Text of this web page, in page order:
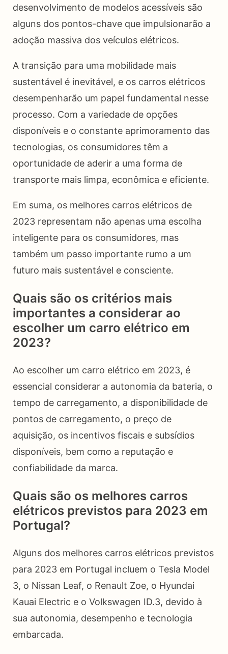
desenvolvimento de modelos acessíveis são
alguns dos pontos-chave que impulsionarão a
adoção massiva dos veículos elétricos.
A transição para uma mobilidade mais
sustentável é inevitável, e os carros elétricos
desempenharão um papel fundamental nesse
processo. Com a variedade de opções
disponíveis e o constante aprimoramento das
tecnologias, os consumidores têm a
oportunidade de aderir a uma forma de
transporte mais limpa, econômica e eficiente.
Em suma, os melhores carros elétricos de
2023 representam não apenas uma escolha
inteligente para os consumidores, mas
também um passo importante rumo a um
futuro mais sustentável e consciente.
Quais são os critérios mais
importantes a considerar ao
escolher um carro elétrico em
2023?
Ao escolher um carro elétrico em 2023, é
essencial considerar a autonomia da bateria, o
tempo de carregamento, a disponibilidade de
pontos de carregamento, o preço de
aquisição, os incentivos fiscais e subsídios
disponíveis, bem como a reputação e
confiabilidade da marca.
Quais são os melhores carros
elétricos previstos para 2023 em
Portugal?
Alguns dos melhores carros elétricos previstos
para 2023 em Portugal incluem o Tesla Model
3, o Nissan Leaf, o Renault Zoe, o Hyundai
Kauai Electric e o Volkswagen ID.3, devido à
sua autonomia, desempenho e tecnologia
embarcada.